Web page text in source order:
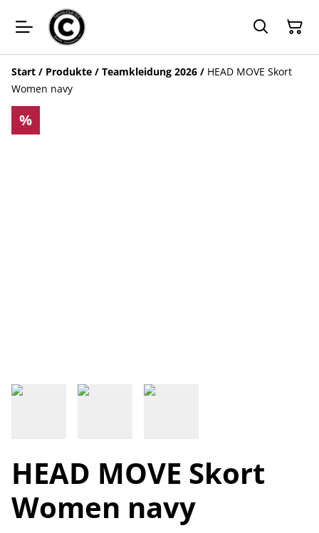
Start / Produkte / Teamkleidung 2026 / HEAD MOVE Skort
Women navy
%
HEAD MOVE Skort
Women navy